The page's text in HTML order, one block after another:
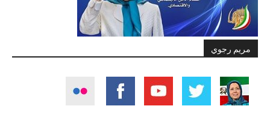
مريم رجوي